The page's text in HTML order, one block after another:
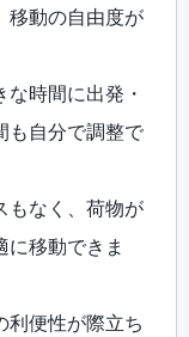
移動の自由度が
時間に出発・
も自分で調整で
もなく、荷物が
移動できま
利便性が際立ち